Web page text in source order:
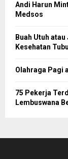
Andi Harun
Medsos
Buah Utuh
Kesehatan
Olahraga Pagi
75 Pekerja
Lembuswana